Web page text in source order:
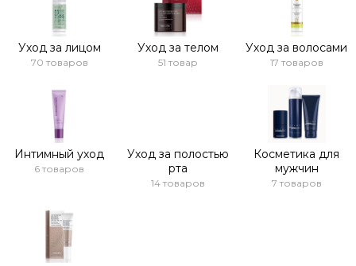
Уход за лицом
70 товаров
Уход за телом
51 товар
Уход за волосами
17 товаров
Интимный уход
6 товаров
Уход за полостью
рта
14 товаров
Косметика для
мужчин
7 товаров